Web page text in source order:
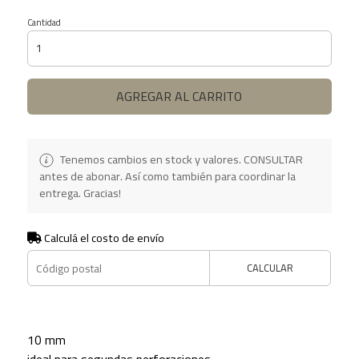
Cantidad
AGREGAR AL CARRITO
Tenemos cambios en stock y valores. CONSULTAR
antes de abonar. Así como también para coordinar la
entrega. Gracias!
Calculá el costo de envío
CALCULAR
10 mm